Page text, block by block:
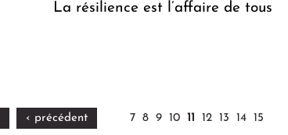
La résilience est l’affaire de tous
‹ précédent 7 8 9 10 11 12 13 14 15